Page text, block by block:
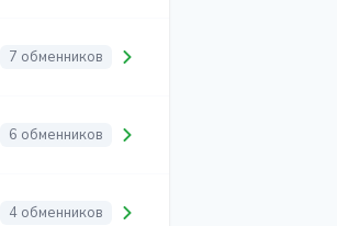
7 обменников
6 обменников
4 обменников